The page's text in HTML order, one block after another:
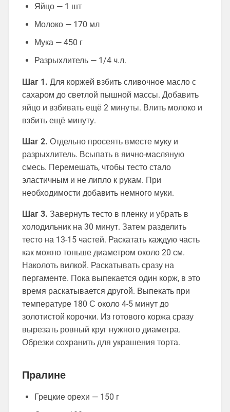
Яйцо — 1 шт
Молоко — 170 мл
Мука — 450 г
Разрыхлитель — 1/4 ч.л.
Шаг 1. Для коржей взбить сливочное масло с
сахаром до светлой пышной массы. Добавить
яйцо и взбивать ещё 2 минуты. Влить молоко и
взбить ещё минуту.
Шаг 2. Отдельно просеять вместе муку и
разрыхлитель. Всыпать в яично-масляную
смесь. Перемешать, чтобы тесто стало
эластичным и не липло к рукам. При
необходимости добавить немного муки.
Шаг 3. Завернуть тесто в пленку и убрать в
холодильник на 30 минут. Затем разделить
тесто на 13-15 частей. Раскатать каждую часть
как можно тоньше диаметром около 20 см.
Наколоть вилкой. Раскатывать сразу на
пергаменте. Пока выпекается один корж, в это
время раскатывается другой. Выпекать при
температуре 180 С около 4-5 минут до
золотистой корочки. Из готового коржа сразу
вырезать ровный круг нужного диаметра.
Обрезки сохранить для украшения торта.
Пралине
Грецкие орехи — 150 г